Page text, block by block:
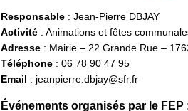
Responsable : Jean-Pierre DBJAY
Activité : Animations et fêtes
Adresse : Mairie – 22 Grande Rue –
Téléphone : 06 78 90 47 95
Email : jeanpierre.dbjay@sfr.fr
Événements organisés par le FEP